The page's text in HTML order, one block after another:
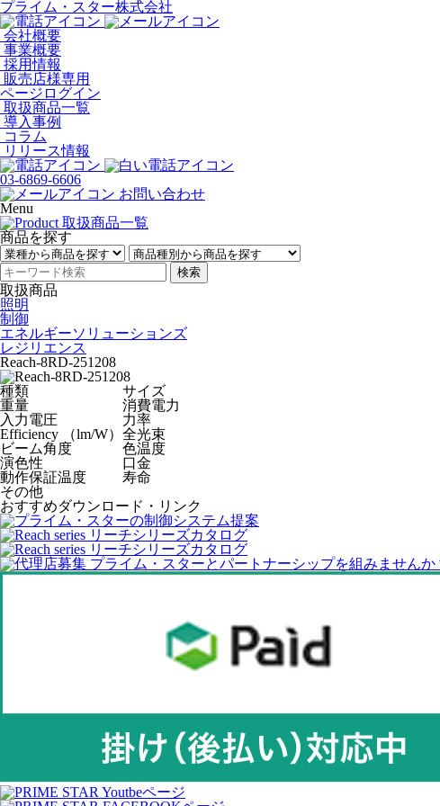
プライム・スター株式会社
会社概要
事業概要
採用情報
販売店様専用
ページログイン
取扱商品一覧
導入事例
コラム
リリース情報
03-6869-6606
お問い合わせ
Menu
商品を探す
検索
取扱商品
照明
制御
エネルギーソリューションズ
レジリエンス
Reach-8RD-251208
種類
サイズ
重量
消費電力
入力電圧
力率
Efficiency （lm/W） 全光束
ビーム角度
色温度
演色性
口金
動作保証温度
寿命
その他
おすすめダウンロード・リンク